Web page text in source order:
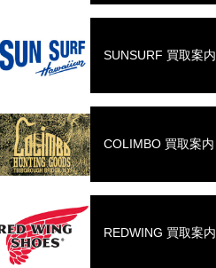
SUNSURF 買取案内
COLIMBO 買取案内
REDWING 買取案内